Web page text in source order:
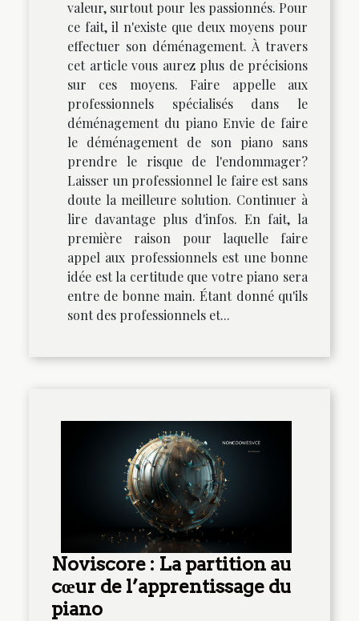
valeur, surtout pour les passionnés. Pour
ce fait, il n'existe que deux moyens pour
effectuer son déménagement. À travers
cet article vous aurez plus de précisions
sur ces moyens. Faire appelle aux
professionnels spécialisés dans le
déménagement du piano Envie de faire
le déménagement de son piano sans
prendre le risque de l'endommager?
Laisser un professionnel le faire est sans
doute la meilleure solution. Continuer à
lire davantage plus d'infos. En fait, la
première raison pour laquelle faire
appel aux professionnels est une bonne
idée est la certitude que votre piano sera
entre de bonne main. Étant donné qu'ils
sont des professionnels et...
Noviscore : La partition au
cœur de l’apprentissage du
piano